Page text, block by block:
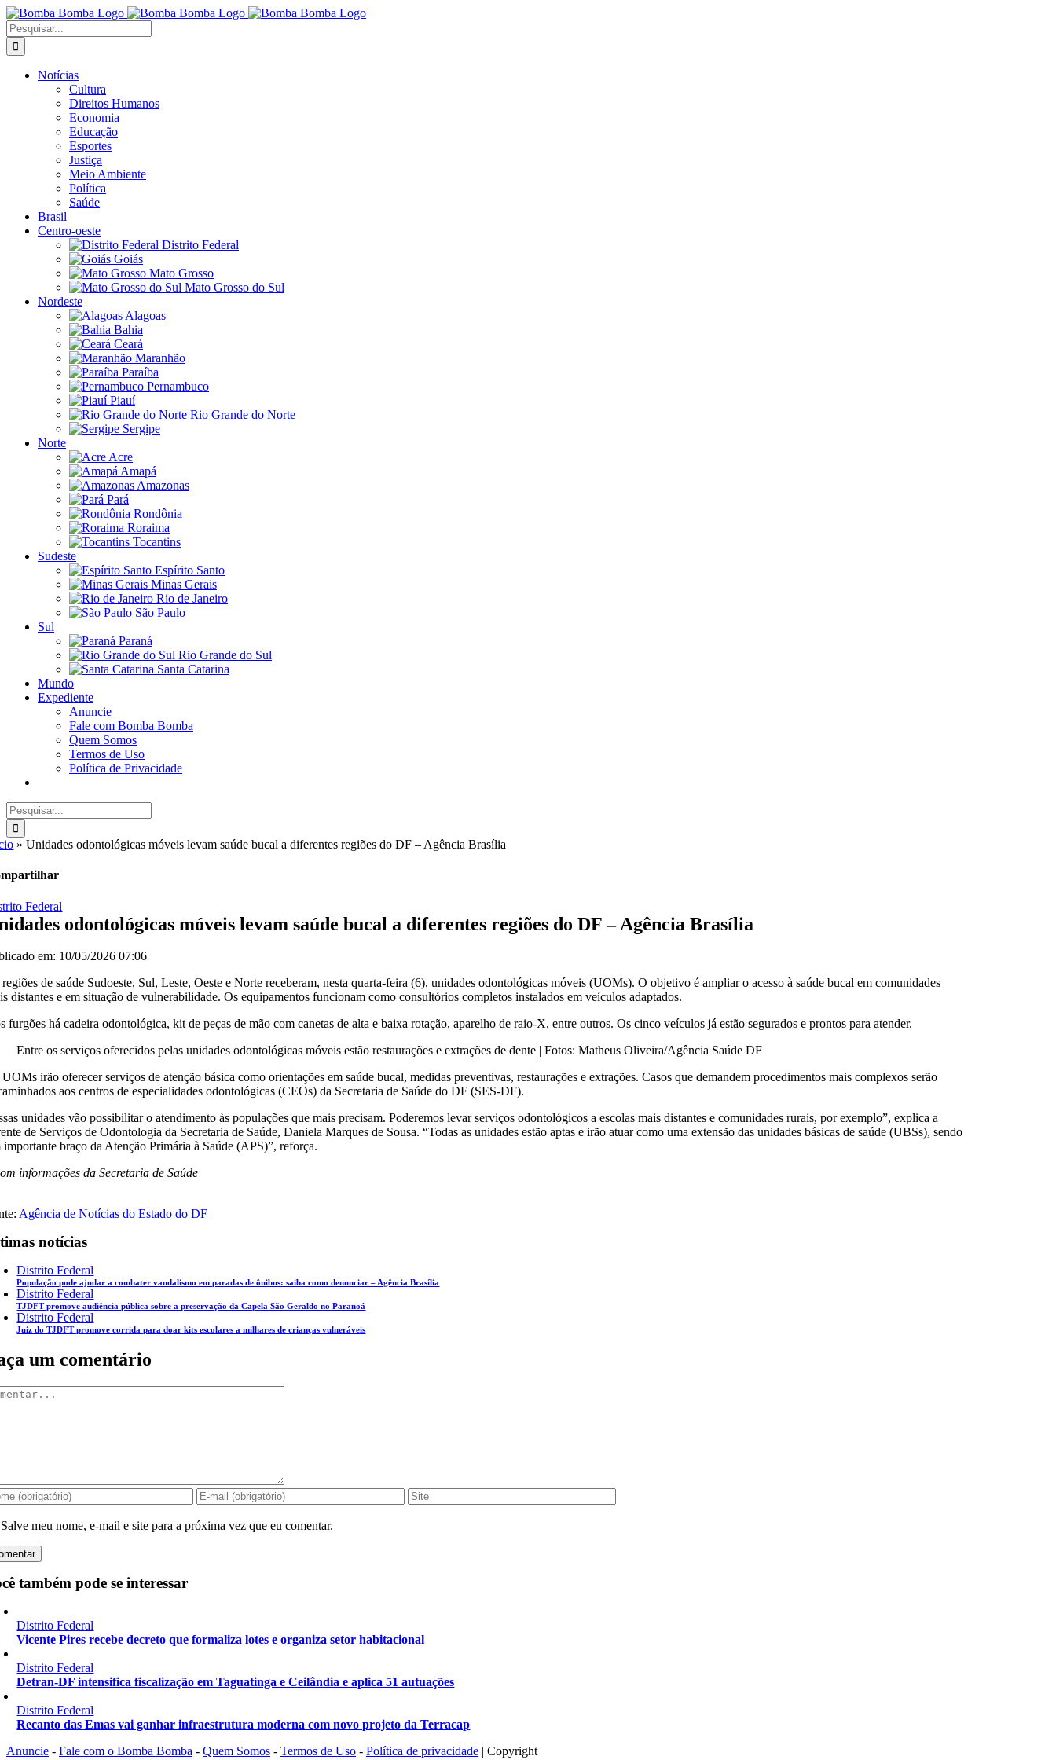
Ir
para
o
conteúdo
Buscar
resultados
para:
Notícias
Cultura
Direitos Humanos
Economia
Educação
Esportes
Justiça
Meio Ambiente
Política
Saúde
Brasil
Centro-oeste
Distrito Federal
Goiás
Mato Grosso
Mato Grosso do Sul
Nordeste
Alagoas
Bahia
Ceará
Maranhão
Paraíba
Pernambuco
Piauí
Rio Grande do Norte
Sergipe
Norte
Acre
Amapá
Amazonas
Pará
Rondônia
Roraima
Tocantins
Sudeste
Espírito Santo
Minas Gerais
Rio de Janeiro
São Paulo
Sul
Paraná
Rio Grande do Sul
Santa Catarina
Mundo
Expediente
Anuncie
Fale com Bomba Bomba
Quem Somos
Termos de Uso
Política de Privacidade
Buscar
resultados
para:
»Unidades odontológicas móveis levam saúde bucal a diferentes regiões do DF – Agência Brasília
Federal
odontológicas móveis levam saúde bucal a diferentes regiões do DF – Agência Brasília
em: 10/05/2026 07:06
de saúde Sudoeste, Sul, Leste, Oeste e Norte receberam, nesta quarta-feira (6), unidades odontológicas móveis (UOMs). O objetivo é ampliar o acesso à saúde bucal em comunidades
distantes e em situação de vulnerabilidade. Os equipamentos funcionam como consultórios completos instalados em veículos adaptados.
furgões há cadeira odontológica, kit de peças de mão com canetas de alta e baixa rotação, aparelho de raio-X, entre outros. Os cinco veículos já estão segurados e prontos para atender.
Entre os serviços oferecidos pelas unidades odontológicas móveis estão restaurações e extrações de dente | Fotos: Matheus Oliveira/Agência Saúde DF
irão oferecer serviços de atenção básica como orientações em saúde bucal, medidas preventivas, restaurações e extrações. Casos que demandem procedimentos mais complexos serão
aos centros de especialidades odontológicas (CEOs) da Secretaria de Saúde do DF (SES-DF).
unidades vão possibilitar o atendimento às populações que mais precisam. Poderemos levar serviços odontológicos a escolas mais distantes e comunidades rurais, por exemplo”, explica a
de Serviços de Odontologia da Secretaria de Saúde, Daniela Marques de Sousa. “Todas as unidades estão aptas e irão atuar como uma extensão das unidades básicas de saúde (UBSs), sendo
importante braço da Atenção Primária à Saúde (APS)”, reforça.
informações da Secretaria de Saúde
Agência de Notícias do Estado do DF
notícias
Distrito Federal
População pode ajudar a combater vandalismo em paradas de ônibus: saiba como denunciar – Agência Brasília
Distrito Federal
TJDFT promove audiência pública sobre a preservação da Capela São Geraldo no Paranoá
Distrito Federal
Juiz do TJDFT promove corrida para doar kits escolares a milhares de crianças vulneráveis
um comentário
Salve meu nome, e-mail e site para a próxima vez que eu comentar.
também pode se interessar
Distrito Federal
Vicente Pires recebe decreto que formaliza lotes e organiza setor habitacional
Distrito Federal
Detran-DF intensifica fiscalização em Taguatinga e Ceilândia e aplica 51 autuações
Distrito Federal
Recanto das Emas vai ganhar infraestrutura moderna com novo projeto da Terracap
Anuncie - Fale com o Bomba Bomba - Quem Somos - Termos de Uso - Política de privacidade | Copyright